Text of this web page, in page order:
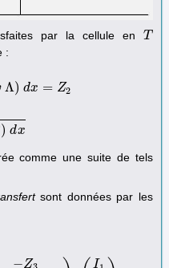
par la cellule en T
T
:
Λ) dx = Z2
) dx
comme une suite de tels
sont données par les
−Z I